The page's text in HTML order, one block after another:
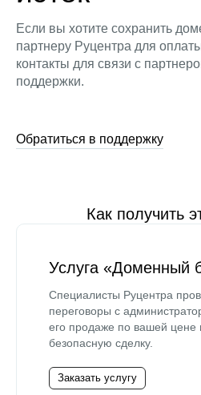
Если вы хотите сохранить
партнеру Руцентра для
контакты для связи с
поддержки.
Обратиться в поддержку
Как получить
Услуга «Доменный
Специалисты Руцентра
переговоры с
его продаже по вашей цене
безопасную сделку.
Заказать услугу